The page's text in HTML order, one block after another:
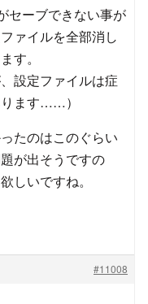
セーブできない事が
ァイルを全部消し
す。
設定ファイルは症
ます……）
たのはこのぐらい
が出そうですの
しいですね。
#11008